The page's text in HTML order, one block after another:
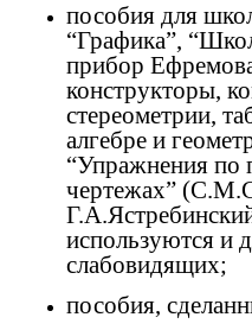
пособия для
“Графика”,
прибор
конструкторы,
стереометрии,
алгебре и
“Упражнения по
чертежах”
используются и
слабовидящих;
пособия,